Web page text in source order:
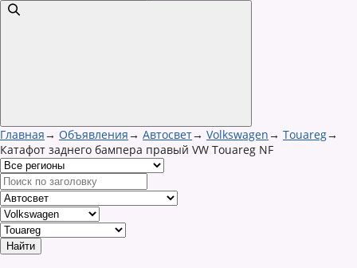
Главная→ Объявления→ Автосвет→ Volkswagen→ Touareg→
Катафот заднего бампера правый VW Touareg NF